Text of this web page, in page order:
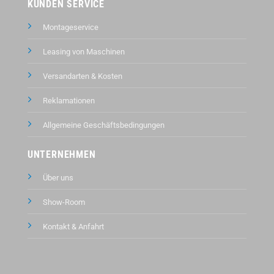
KUNDEN SERVICE
Montageservice
Leasing von Maschinen
Versandarten & Kosten
Reklamationen
Allgemeine Geschäftsbedingungen
UNTERNEHMEN
Über uns
Show-Room
Kontakt & Anfahrt